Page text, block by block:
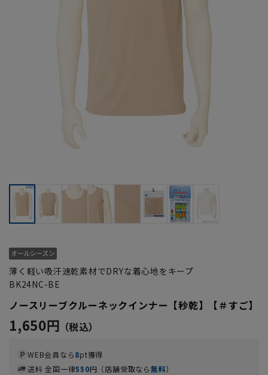
薄く軽い吸汗速乾素材でDRYな着心地をキープ
BK24NC-BE
ノースリーブクルーネックインナー【秒乾】【＃すご】
1,650円
WEB会員なら8pt獲得
送料 全国一律550円（店舗受取なら無料）